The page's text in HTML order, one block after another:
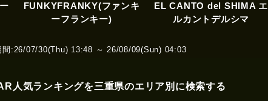
FUNKYFRANKY(ファンキ
ーフランキー)
EL CANTO del SHIMA エ
ルカントデルシマ
間:26/07/30(Thu) 13:48 ～ 26/08/09(Sun) 04:03
人気ランキングを三重県のエリア別に検索する